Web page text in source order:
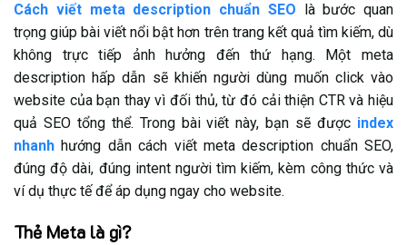
5.4. 4. Chèn từ khóa chính và từ khóa liên quan
5.5. 5. Đưa các thông tin kỹ thuật hoặc thông số nổi
bật
5.6. 6. Nội dung đánh trúng nhu cầu tìm kiếm của
người dùng
5.7. 7. Đảm bảo nội dung Meta Description liên quan
đến trang
thị
Cách viết meta description chuẩn SEO là bước quan
trọng giúp bài viếtnổi bật hơn trên trang kết quả tìm kiếm, dù
không trực tiếp ảnh hưởng đến thứ hạng. Một meta
description hấp dẫn sẽ khiến người dùng muốn click vào
website của bạn thay vì đối thủ, từ đó cải thiện CTR và hiệu
quả SEO tổng thể. Trong bài viết này, bạn sẽ được index
nhanh hướng dẫn cách viết meta description chuẩn SEO,
đúng độ dài, đúng intent người tìm kiếm, kèm công thức và
ví dụ thực tế để áp dụng ngay cho website.
Thẻ Meta là gì?